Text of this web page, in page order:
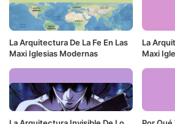
La Arquitectura De La Fe En Las
Maxi Iglesias Modernas
La
Maxi